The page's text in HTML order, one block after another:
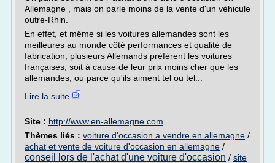
Allemagne , mais on parle moins de la vente d'un véhicule
outre-Rhin.
En effet, et même si les voitures allemandes sont les
meilleures au monde côté performances et qualité de
fabrication, plusieurs Allemands préfèrent les voitures
françaises, soit à cause de leur prix moins cher que les
allemandes, ou parce qu'ils aiment tel ou tel...
Lire la suite
Site : http://www.en-allemagne.com
Thèmes liés : voiture d'occasion a vendre en allemagne /
achat et vente de voiture d'occasion en allemagne /
conseil lors de l'achat d'une voiture d'occasion / site